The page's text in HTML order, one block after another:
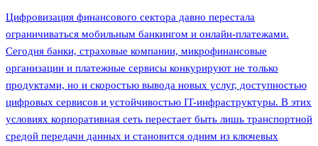
Цифровизация финансового сектора давно перестала
ограничиваться мобильным банкингом и онлайн-платежами.
Сегодня банки, страховые компании, микрофинансовые
организации и платежные сервисы конкурируют не только
продуктами, но и скоростью вывода новых услуг, доступностью
цифровых сервисов и устойчивостью IT-инфраструктуры. В этих
условиях корпоративная сеть перестает быть лишь транспортной
средой передачи данных и становится одним из ключевых